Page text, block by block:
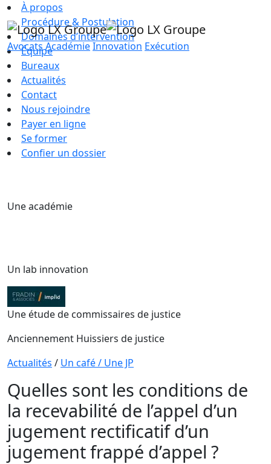
AvocatsAcadémieInnovation Exécution
À propos
Procédure & Postulation
Domaines d’intervention
Équipe
Bureaux
Actualités
Contact
Nous rejoindre
Payer en ligne
Se former
Confier un dossier
Une académie
Un lab innovation
Une étude de commissaires de justice
Anciennement Huissiers de justice
Actualités / Un café / Une JP
Quelles sont les conditions de
la recevabilité de l’appel d’un
jugement rectificatif d’un
jugement frappé d’appel ?